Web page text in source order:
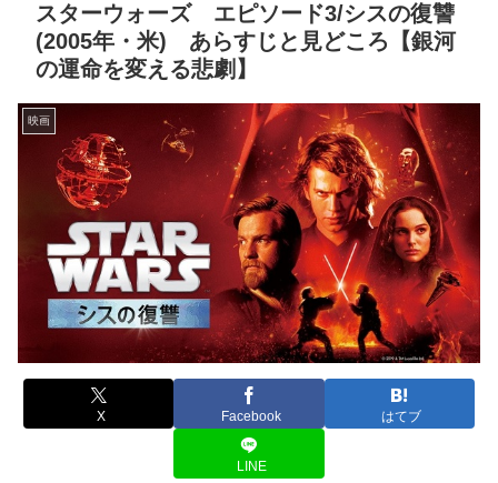
スターウォーズ エピソード3/シスの復讐
(2005年・米) あらすじと見どころ【銀河
の運命を変える悲劇】
映画
X Facebook はてブ
LINE